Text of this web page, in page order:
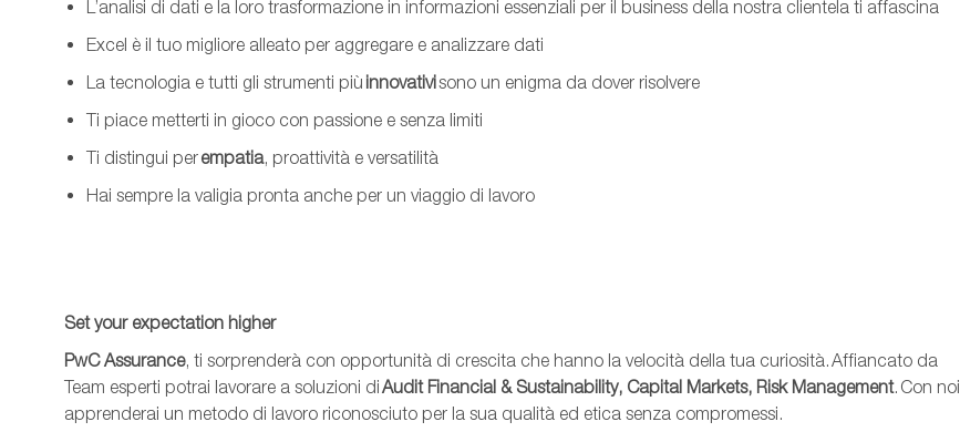
L’analisi di dati e la loro trasformazione in informazioni essenziali per il business della nostra clientela ti affascina
Excel è il tuo migliore alleato per aggregare e analizzare dati
La tecnologia e tutti gli strumenti più innovativisono un enigma da dover risolvere
Ti piace metterti in gioco con passione e senza limiti
Ti distingui perempatia, proattività e versatilità
Hai sempre la valigia pronta anche per un viaggio di lavoro
Setyour expectation higher
PwC Assurance, ti sorprenderà con opportunità di crescita che hanno la velocità della tua curiosità. Affiancato da
Team esperti potrai lavorare a soluzioni diAudit Financial & Sustainability, Capital Markets, Risk Management. Con noi
apprenderai un metodo di lavoro riconosciuto per la sua qualità ed etica senza compromessi.